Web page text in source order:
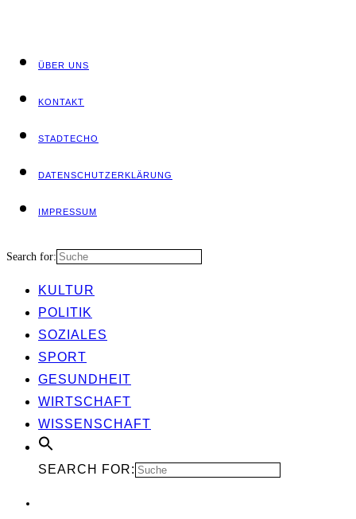
ÜBER UNS
KON­TAKT
STADT­ECHO
DATEN­SCHUTZ­ER­KLÄ­RUNG
IMPRES­SUM
Search for:
KUL­TUR
POLI­TIK
SOZIA­LES
SPORT
GESUND­HEIT
WIRT­SCHAFT
WIS­SEN­SCHAFT
SEARCH FOR: